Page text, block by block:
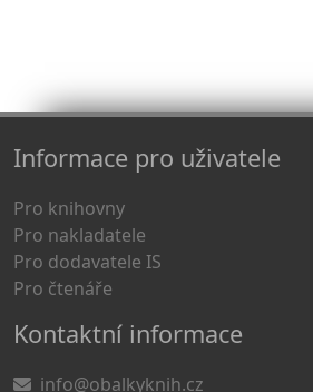
Informace pro uživatele
Pro knihovny
Pro nakladatele
Pro dodavatele IS
Pro čtenáře
Kontaktní informace
info@obalkyknih.cz